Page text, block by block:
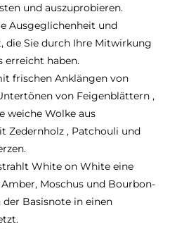
und auszuprobieren.
Ausgeglichenheit und
die Sie durch Ihre Mitwirkung
erreicht haben.
frischen Anklängen von
von Feigenblättern ,
weiche Wolke aus
Zedernholz , Patchouli und
White on White eine
Moschus und Bourbon-
der Basisnote in einen